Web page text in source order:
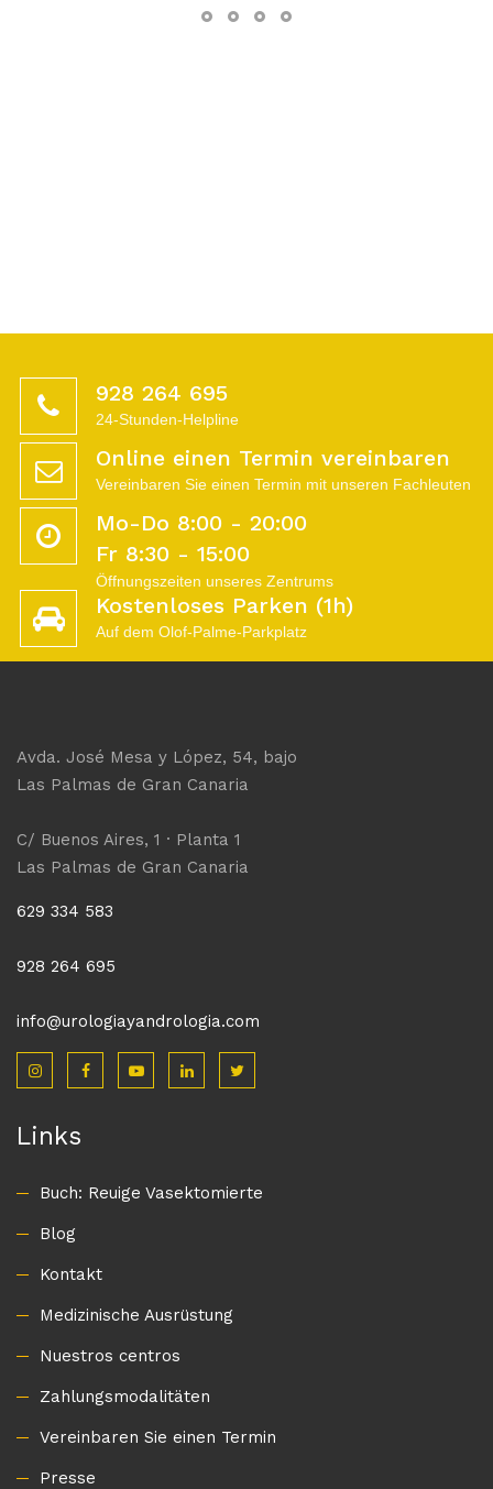
928 264 695
24-Stunden-Helpline
Online einen Termin vereinbaren
Vereinbaren Sie einen Termin mit unseren Fachleuten
Mo-Do 8:00 - 20:00
Fr 8:30 - 15:00
Öffnungszeiten unseres Zentrums
Kostenloses Parken (1h)
Auf dem Olof-Palme-Parkplatz
Avda. José Mesa y López, 54, bajo
Las Palmas de Gran Canaria
C/ Buenos Aires, 1 · Planta 1
Las Palmas de Gran Canaria
629 334 583
928 264 695
info@urologiayandrologia.com
Links
Buch: Reuige Vasektomierte
Blog
Kontakt
Medizinische Ausrüstung
Nuestros centros
Zahlungsmodalitäten
Vereinbaren Sie einen Termin
Presse